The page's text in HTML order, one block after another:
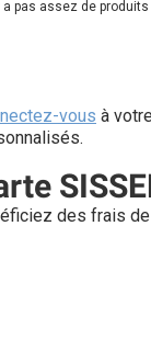
a pas assez de
vous à
des frais